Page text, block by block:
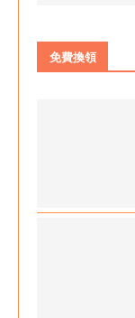
免費換領